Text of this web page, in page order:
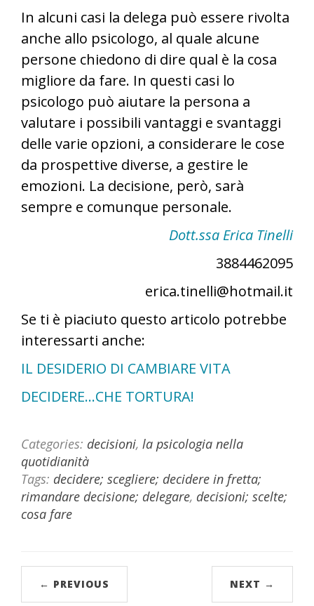
In alcuni casi la delega può essere rivolta
anche allo psicologo, al quale alcune
persone chiedono di dire qual è la cosa
migliore da fare. In questi casi lo
psicologo può aiutare la persona a
valutare i possibili vantaggi e svantaggi
delle varie opzioni, a considerare le cose
da prospettive diverse, a gestire le
emozioni. La decisione, però, sarà
sempre e comunque personale.
Dott.ssa Erica Tinelli
3884462095
erica.tinelli@hotmail.it
Se ti è piaciuto questo articolo potrebbe
interessarti anche:
IL DESIDERIO DI CAMBIARE VITA
DECIDERE…CHE TORTURA!
Categories: decisioni, la psicologia nella
quotidianità
Tags: decidere; scegliere; decidere in fretta;
rimandare decisione; delegare, decisioni; scelte;
cosa fare
← PREVIOUS NEXT →